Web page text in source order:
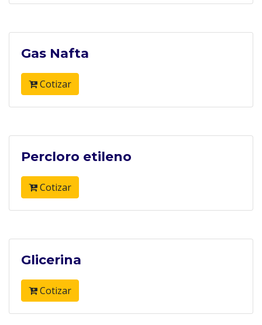
Gas Nafta
Cotizar
Percloro etileno
Cotizar
Glicerina
Cotizar